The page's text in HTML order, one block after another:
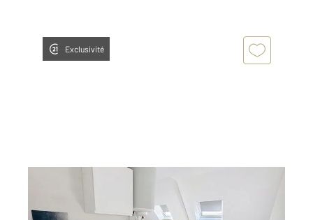
Exclusivité
BELFORT 90
, 1 pièce
Ref : 29322